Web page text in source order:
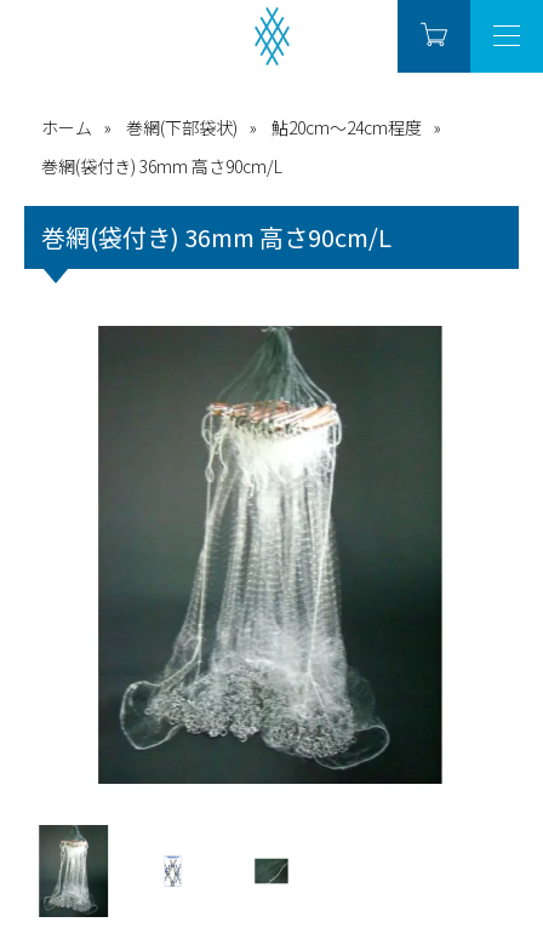
ホーム 巻網(下部袋状)
鮎20cm～24cm程度
巻網(袋付き) 36mm 高さ90cm/L
巻網(袋付き) 36mm 高さ90cm/L